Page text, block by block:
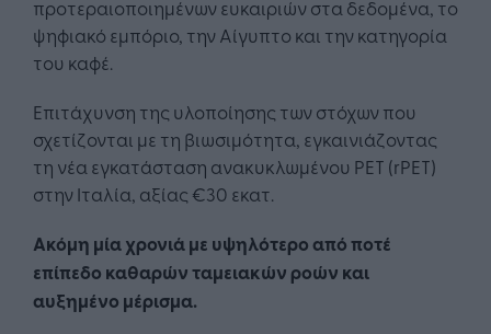
προτεραιοποιημένων ευκαιριών στα δεδομένα, το
ψηφιακό εμπόριο, την Αίγυπτο και την κατηγορία
του καφέ.
Επιτάχυνση της υλοποίησης των στόχων που
σχετίζονται με τη βιωσιμότητα, εγκαινιάζοντας
τη νέα εγκατάσταση ανακυκλωμένου PET (rPET)
στην Ιταλία, αξίας €30 εκατ.
Ακόμη μία χρονιά με υψηλότερο από ποτέ
επίπεδο καθαρών ταμειακών ροών και
αυξημένο μέρισμα.